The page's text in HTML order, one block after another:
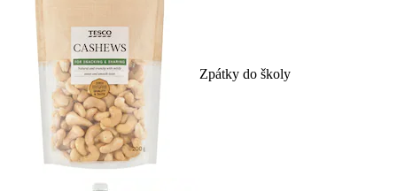
Zpátky do školy